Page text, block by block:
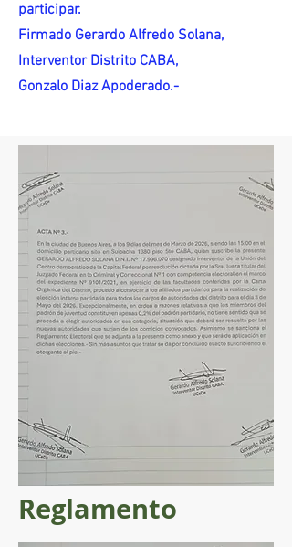
participar.
Firmado Gerardo Alfredo Solana,
Interventor Distrito CABA,
Gonzalo Diaz Apoderado.-
Reglamento